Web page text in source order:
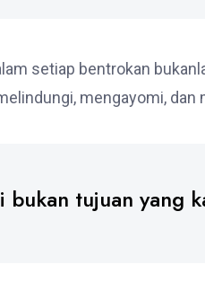
setiap bentrokan
mengayomi, dan
tujuan yang